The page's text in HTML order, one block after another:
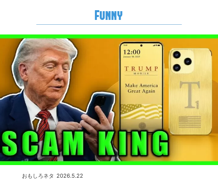
Funny
おもしろネタ 2026.5.22